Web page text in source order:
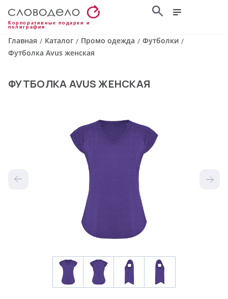
Корпоративные подарки и
полиграфия
Главная / Каталог / Промо одежда / Футболки /
Футболка Avus женская
ФУТБОЛКА AVUS ЖЕНСКАЯ